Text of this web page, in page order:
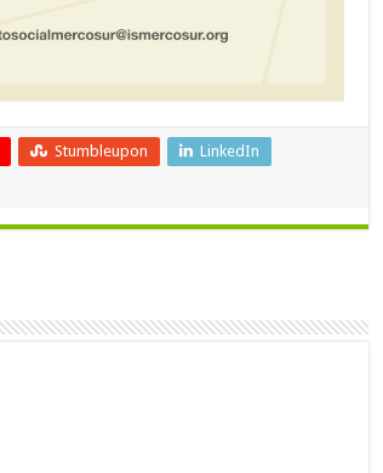
Stumbleupon
LinkedIn